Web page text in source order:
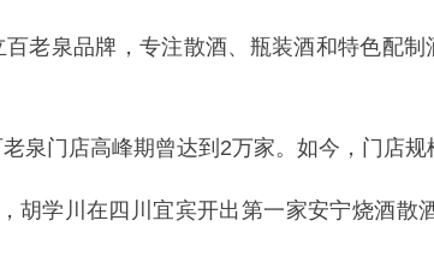
老泉品牌，专注散酒、瓶装酒和特色配
泉门店高峰期曾达到2万家。如今，门店规
胡学川在四川宜宾开出第一家安宁烧酒散